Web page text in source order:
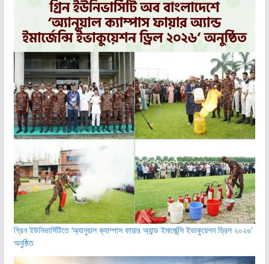
গ্রিন ইউনিভার্সিটিতে ‘অ্যানুয়াল ক্যাম্পাস ফায়ার অ্যান্ড ইমার্জেন্সি ইভাকুয়েশন ড্রিল ২০২৬’
অনুষ্ঠিত